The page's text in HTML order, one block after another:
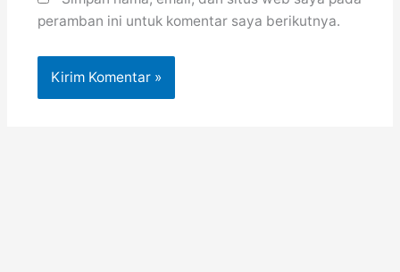
peramban ini untuk komentar saya berikutnya.